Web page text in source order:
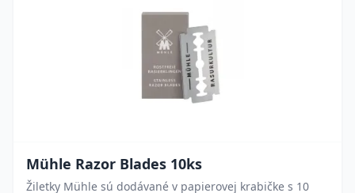
Mühle Razor Blades 10ks
Žiletky Mühle sú dodávané v papierovej krabičke s 10